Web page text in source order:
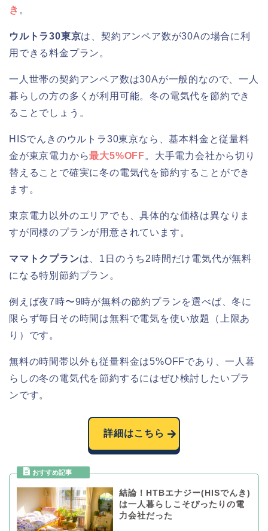
き 。
ウルトラ30東京は、契約アンペア数が30Aの場合に利
用できる料金プラン。
一人世帯の契約アンペア数は30Aが一般的なので、一人
暮らしの方の多くが利用可能。冬の電気代を節約でき
ることでしょう。
HISでんきのウルトラ30東京なら、基本料金と従量料
金が東京電力から最大5%OFF。大手電力会社から切り
替えることで確実に冬の電気代を節約することができ
ます。
東京電力以外のエリアでも、具体的な価格は異なりま
すが同様のプランが用意されています。
ママトクプランは、1日のうち2時間だけ電気代が無料
になる特別節約プラン。
例えば夜7時〜9時が無料の節約プランを選べば、冬に
限らず毎日その時間は無料で電気を使い放題（上限あ
り）です。
無料の時間帯以外も従量料金は5%OFFであり、一人暮
らしの冬の電気代を節約するにはぜひ検討したいプラ
ンです。
詳細はこちら
結論！HTBエナジー(HISでんき)
は一人暮らしこそぴったりの電
力会社だった